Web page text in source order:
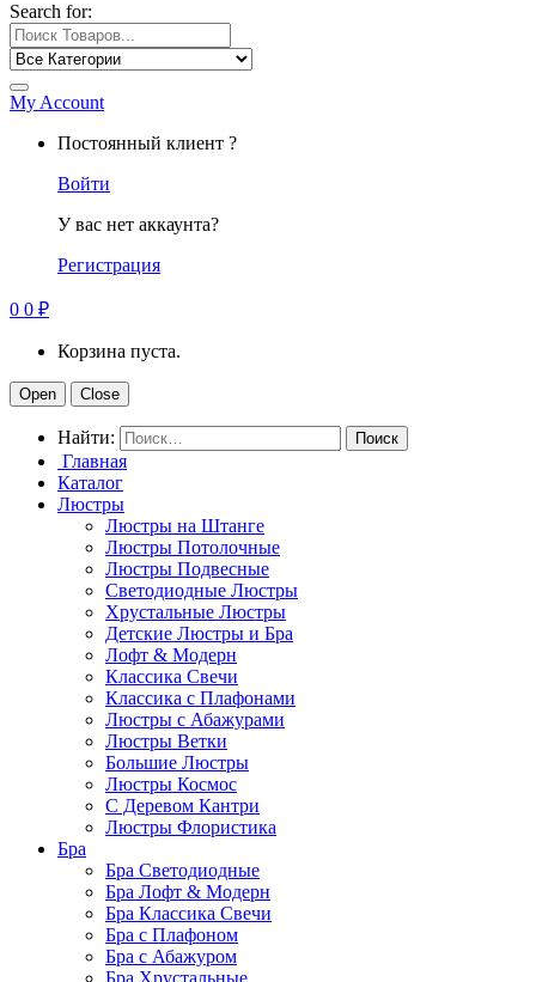
Search for:
My Account
Постоянный клиент ?
Войти
У вас нет аккаунта?
Регистрация
0 0 ₽
Корзина пуста.
Open Close
Найти:
Главная
Каталог
Люстры
Люстры на Штанге
Люстры Потолочные
Люстры Подвесные
Светодиодные Люстры
Хрустальные Люстры
Детские Люстры и Бра
Лофт & Модерн
Классика Свечи
Классика с Плафонами
Люстры с Абажурами
Люстры Ветки
Большие Люстры
Люстры Космос
С Деревом Кантри
Люстры Флористика
Бра
Бра Светодиодные
Бра Лофт & Модерн
Бра Классика Свечи
Бра с Плафоном
Бра с Абажуром
Бра Хрустальные